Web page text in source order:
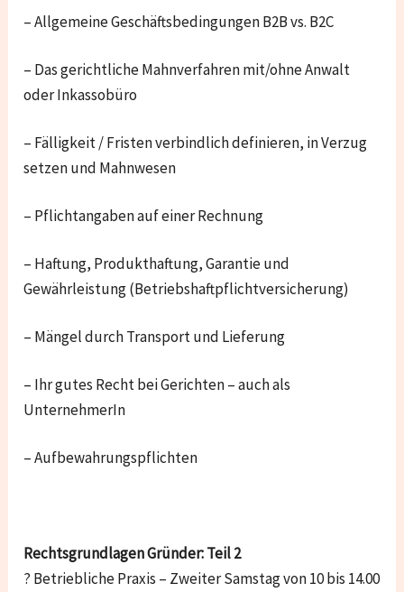
– Allgemeine Geschäftsbedingungen B2B vs. B2C
– Das gerichtliche Mahnverfahren mit/ohne Anwalt
oder Inkassobüro
– Fälligkeit / Fristen verbindlich definieren, in Verzug
setzen und Mahnwesen
– Pflichtangaben auf einer Rechnung
– Haftung, Produkthaftung, Garantie und
Gewährleistung (Betriebshaftpflichtversicherung)
– Mängel durch Transport und Lieferung
– Ihr gutes Recht bei Gerichten – auch als
UnternehmerIn
– Aufbewahrungspflichten
Rechtsgrundlagen Gründer: Teil 2
? Betriebliche Praxis – Zweiter Samstag von 10 bis 14.00